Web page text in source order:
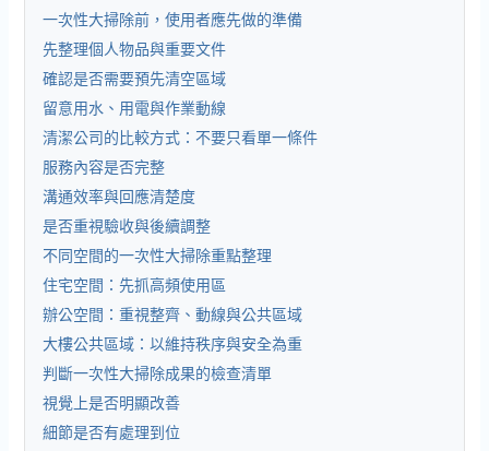
一次性大掃除前，使用者應先做的準備
先整理個人物品與重要文件
確認是否需要預先清空區域
留意用水、用電與作業動線
清潔公司的比較方式：不要只看單一條件
服務內容是否完整
溝通效率與回應清楚度
是否重視驗收與後續調整
不同空間的一次性大掃除重點整理
住宅空間：先抓高頻使用區
辦公空間：重視整齊、動線與公共區域
大樓公共區域：以維持秩序與安全為重
判斷一次性大掃除成果的檢查清單
視覺上是否明顯改善
細節是否有處理到位